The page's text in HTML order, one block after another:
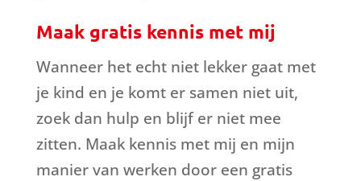
Maak gratis kennis met mij
Wanneer het echt niet lekker gaat met
je kind en je komt er samen niet uit,
zoek dan hulp en blijf er niet mee
zitten. Maak kennis met mij en mijn
manier van werken door een gratis